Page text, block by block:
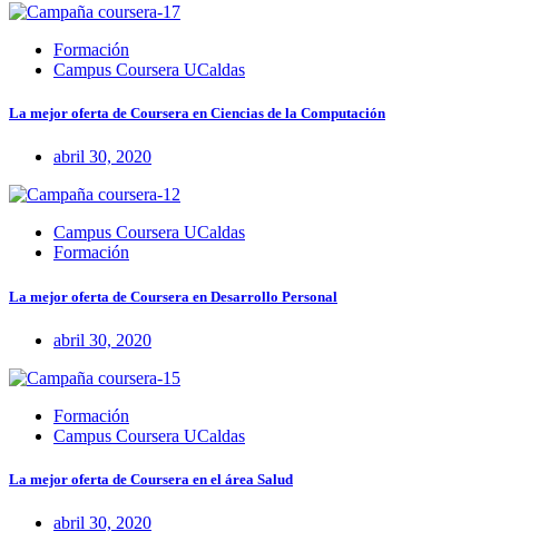
Formación
Campus Coursera UCaldas
La mejor oferta de Coursera en Ciencias de la Computación
abril 30, 2020
Campus Coursera UCaldas
Formación
La mejor oferta de Coursera en Desarrollo Personal
abril 30, 2020
Formación
Campus Coursera UCaldas
La mejor oferta de Coursera en el área Salud
abril 30, 2020